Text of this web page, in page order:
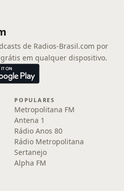
de Radios-Brasil.com por
em qualquer dispositivo.
POPULARES
Metropolitana FM
Antena 1
Rádio Anos 80
Rádio Metropolitana
Sertanejo
Alpha FM